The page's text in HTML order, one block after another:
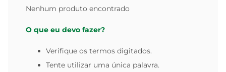
Nenhum produto encontrado
O que eu devo fazer?
Verifique os termos digitados.
Tente utilizar uma única palavra.